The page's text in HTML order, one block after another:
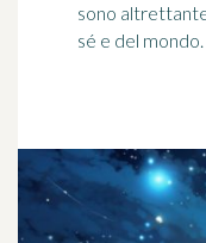
sono
sé e del mondo.